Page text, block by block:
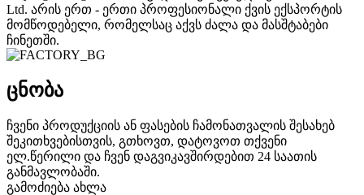
Ltd. არის ერთ - ერთი პროფესიონალი ქვის ექსპორტის
მომწოდებელი, რომელსაც აქვს ძალა და მასშტაბები
ჩინეთში.
ცნობა
ჩვენი პროდუქციის ან ფასების ჩამონათვალის შესახებ
შეკითხვებისთვის, გთხოვთ, დატოვოთ თქვენი
ელ.წერილი და ჩვენ დაგვიკავშირდებით 24 საათის
განმავლობაში.
გამოძიება ახლა